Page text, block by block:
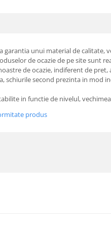
garantia unui material de calitate,
de ocazie de pe site sunt
de ocazie, indiferent de
schiurile second prezinta in mod
in functie de nivelul,
produs